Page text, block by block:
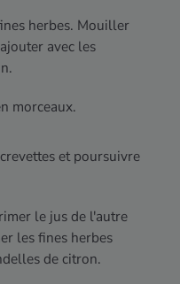
herbes. Mouiller
avec les
morceaux.
et poursuivre
le jus de l'autre
les fines herbes
de citron.